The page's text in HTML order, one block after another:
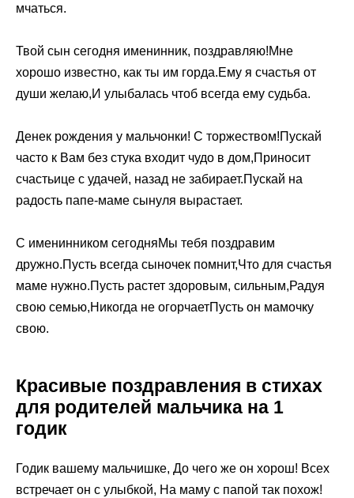
мчаться.
Твой сын сегодня именинник, поздравляю!Мне
хорошо известно, как ты им горда.Ему я счастья от
души желаю,И улыбалась чтоб всегда ему судьба.
Денек рождения у мальчонки! С торжеством!Пускай
часто к Вам без стука входит чудо в дом,Приносит
счастьице с удачей, назад не забирает.Пускай на
радость папе-маме сынуля вырастает.
С именинником сегодняМы тебя поздравим
дружно.Пусть всегда сыночек помнит,Что для счастья
маме нужно.Пусть растет здоровым, сильным,Радуя
свою семью,Никогда не огорчаетПусть он мамочку
свою.
Красивые поздравления в стихах
для родителей мальчика на 1
годик
Годик вашему мальчишке, До чего же он хорош! Всех
встречает он с улыбкой, На маму с папой так похож!